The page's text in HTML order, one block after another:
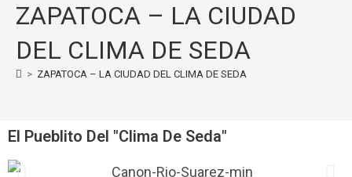
ZAPATOCA – LA CIUDAD
DEL CLIMA DE SEDA
> ZAPATOCA – LA CIUDAD DEL CLIMA DE SEDA
El Pueblito Del "Clima De Seda"